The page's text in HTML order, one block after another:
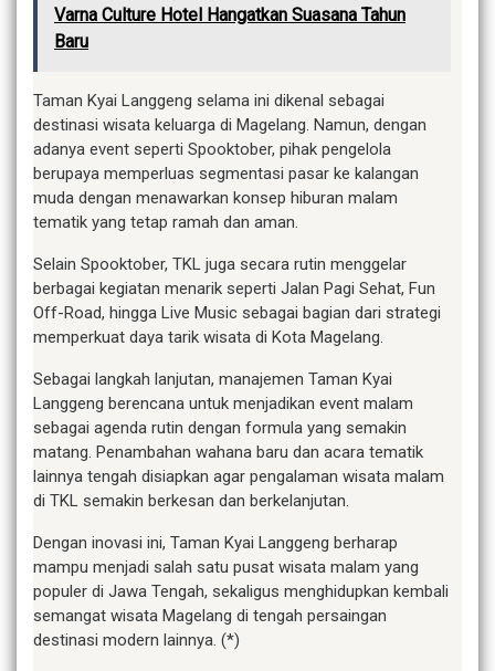
Varna Culture Hotel Hangatkan Suasana Tahun
Baru
Taman Kyai Langgeng selama ini dikenal sebagai
destinasi wisata keluarga di Magelang. Namun, dengan
adanya event seperti Spooktober, pihak pengelola
berupaya memperluas segmentasi pasar ke kalangan
muda dengan menawarkan konsep hiburan malam
tematik yang tetap ramah dan aman.
Selain Spooktober, TKL juga secara rutin menggelar
berbagai kegiatan menarik seperti Jalan Pagi Sehat, Fun
Off-Road, hingga Live Music sebagai bagian dari strategi
memperkuat daya tarik wisata di Kota Magelang.
Sebagai langkah lanjutan, manajemen Taman Kyai
Langgeng berencana untuk menjadikan event malam
sebagai agenda rutin dengan formula yang semakin
matang. Penambahan wahana baru dan acara tematik
lainnya tengah disiapkan agar pengalaman wisata malam
di TKL semakin berkesan dan berkelanjutan.
Dengan inovasi ini, Taman Kyai Langgeng berharap
mampu menjadi salah satu pusat wisata malam yang
populer di Jawa Tengah, sekaligus menghidupkan kembali
semangat wisata Magelang di tengah persaingan
destinasi modern lainnya. (*)